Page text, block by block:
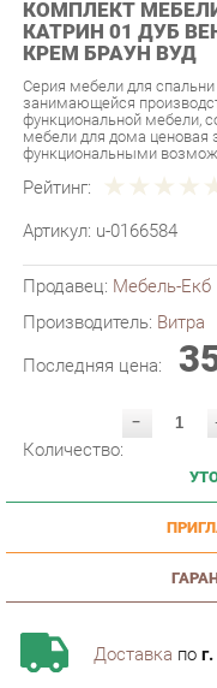
КРЕМ БРАУН ВУД
Серия мебели для спальни
функциональной мебели,
мебели для дома ценовая
функциональными
Рейтинг:
Артикул: u-0166584
Производитель:Витра
Последняя цена:
- +
Доставкапог.